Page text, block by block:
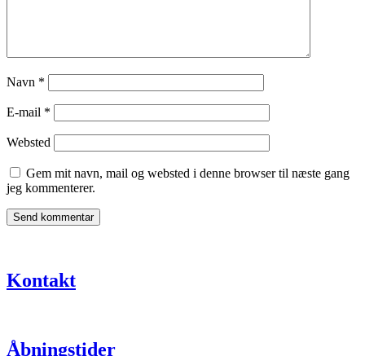
Navn *
E-mail *
Websted
Gem mit navn, mail og websted i denne browser til næste gang
jeg kommenterer.
Kontakt
Åbningstider